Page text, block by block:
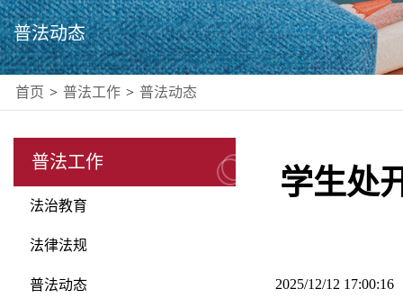
普法动态
首页 > 普法工作 > 普法动态
普法工作
法治教育
法律法规
普法动态
学生处
2025/12/12